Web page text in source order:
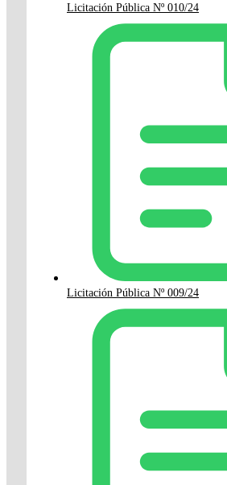
Licitación Pública Nº 010/24
Licitación Pública Nº 009/24